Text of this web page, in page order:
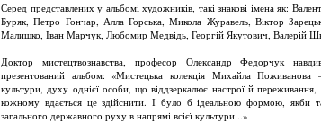
Серед представлених у альбомі художників, такі знакові імена як:
Буряк, Петро Гончар, Алла Горська, Микола Журавель, Віктор
Малишко, Іван Марчук, Любомир Медвідь, Георгій Якутович, Валерій
Доктор мистецтвознавства, професор Олександр Федорчук
презентований альбом: «Мистецька колекція Михайла Поживанова
культури, духу однієї особи, що віддзеркалює настрої й
кожному вдається це здійснити. І було б ідеальною формою, якби
загального державного руху в напрямі всієї культури...»